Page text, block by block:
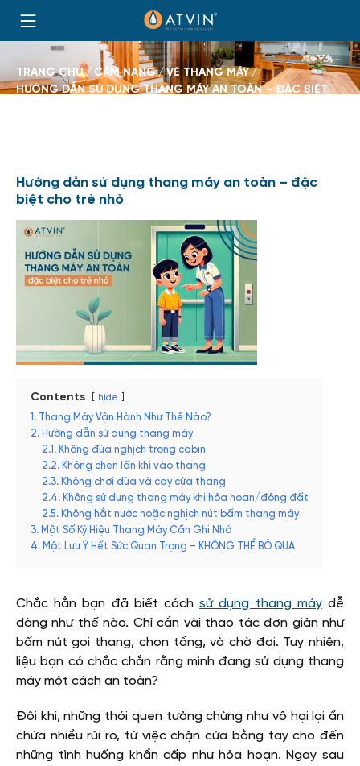
content
Trang
chủ
BROWSE:
TRANG CHỦ CẨM NANG
VỀ THANG MÁY
HƯỚNG DẪN SỬ DỤNG THANG MÁY AN TOÀN – ĐẶC BIỆT
Hướng dẫn sử dụng thang máy an toàn – đặc
biệt cho trẻ nhỏ
Contents hide
1. Thang Máy Vận Hành Như Thế Nào?
2. Hướng dẫn sử dụng thang máy
2.1. Không đùa nghịch trong cabin
2.2. Không chen lấn khi vào thang
2.3. Không chơi đùa và cạy cửa thang
2.4. Không sử dụng thang máy khi hỏa hoạn/động đất
2.5. Không hắt nước hoặc nghịch nút bấm thang máy
3. Một Số Ký Hiệu Thang Máy Cần Ghi Nhớ
4. Một Lưu Ý Hết Sức Quan Trọng – KHÔNG THỂ BỎ QUA
Chắc hẳn bạn đã biết cáchsử dụng thang máydễ
dàng như thế nào. Chỉ cần vài thao tác đơn giản như
bấm nút gọi thang, chọn tầng, và chờ đợi. Tuy nhiên,
liệu bạn có chắc chắn rằng mình đang sử dụng thang
máy một cách an toàn?
Đôi khi, những thói quen tưởng chừng như vô hại lại ẩn
chứa nhiều rủi ro, từ việc chặn cửa bằng tay cho đến
những tình huống khẩn cấp như hỏa hoạn. Ngay sau